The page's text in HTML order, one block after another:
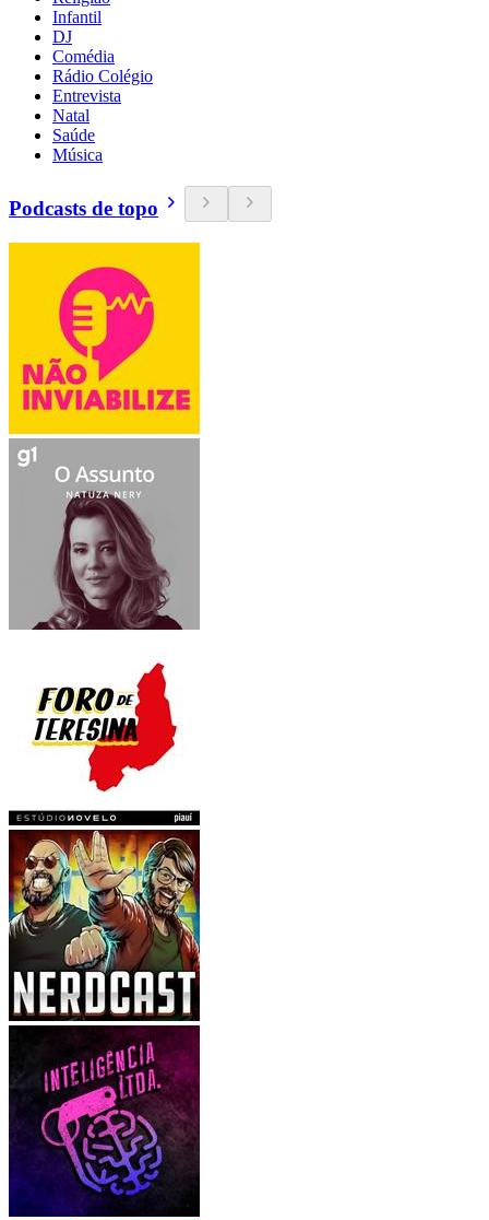
Infantil
DJ
Comédia
Rádio Colégio
Entrevista
Natal
Saúde
Música
Podcasts de topo